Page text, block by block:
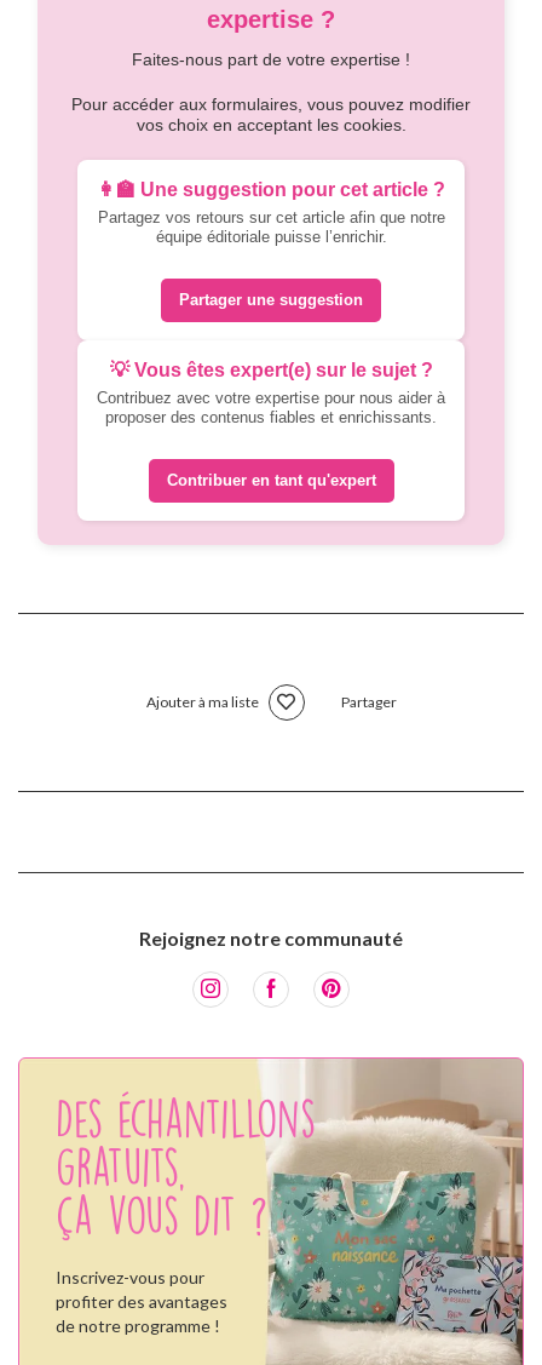
expertise ?
Faites-nous part de votre expertise !
Pour accéder aux formulaires, vous pouvez modifier
vos choix en acceptant les cookies.
👩‍🏫 Une suggestion pour cet article ?
Partagez vos retours sur cet article afin que notre
équipe éditoriale puisse l’enrichir.
Partager une suggestion
💡 Vous êtes expert(e) sur le sujet ?
Contribuez avec votre expertise pour nous aider à
proposer des contenus fiables et enrichissants.
Contribuer en tant qu'expert
Ajouter à ma liste Partager
Rejoignez notre communauté
Des échantillons
gratuits,
ça vous dit ?
Inscrivez-vous pour
profiter des avantages
de notre programme !